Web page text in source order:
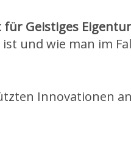
Geistiges
und wie man im
Innovationen